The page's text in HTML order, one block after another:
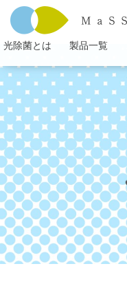
光除菌とは 製品一覧